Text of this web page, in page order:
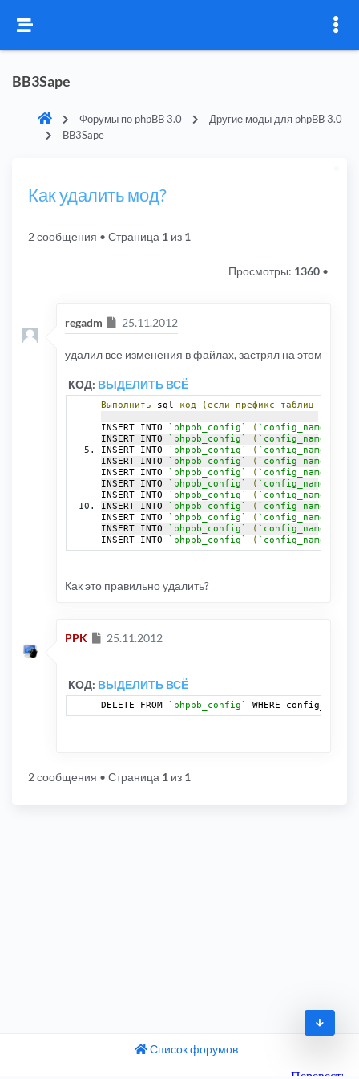
BB3Sape
Форумы по phpBB 3.0
Другие моды для phpBB 3.0
BB3Sape
Как удалить мод?
2 сообщения • Страница 1 из 1
Просмотры: 1360 •
regadm Сообщение
25.11.2012
удалил все изменения в файлах, застрял на этом
КОД: ВЫДЕЛИТЬ ВСЁ
Выполнить sql код (если префикс таблиц
INSERT INTO `phpbb_config` ( `config_name`
INSERT INTO
`phpbb_config` ( `config_name`
INSERT INTO
`phpbb_config` ( `config_name`
INSERT INTO
`phpbb_config` ( `config_name`
INSERT INTO
`phpbb_config` ( `config_name`
INSERT INTO
`phpbb_config` ( `config_name`
INSERT INTO
`phpbb_config` ( `config_name`
INSERT INTO
`phpbb_config` ( `config_name`
INSERT INTO
`phpbb_config` ( `config_name`
INSERT INTO
`phpbb_config` ( `config_name`
INSERT INTO
`phpbb_config` ( `config_name`
Как это правильно удалить?
PPK Сообщение
25.11.2012
КОД: ВЫДЕЛИТЬ ВСЁ
DELETE FROM `phpbb_config` WHERE config_name
2 сообщения • Страница 1 из 1
Список форумов